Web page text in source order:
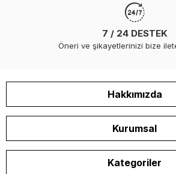
7 / 24 DESTEK
Öneri ve şikayetlerinizi bize
Hakkımızda
Kurumsal
Kategoriler